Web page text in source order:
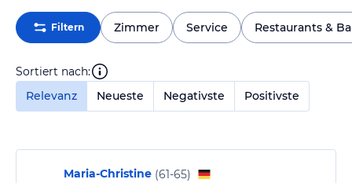
Filtern Zimmer Service Restaurants &
Sortiert nach:
Relevanz
Neueste Negativste Positivste
Maria-Christine (61-65)